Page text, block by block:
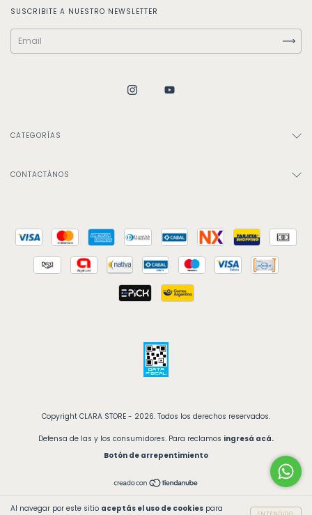
Al navegar por este sitio aceptás el uso de cookies para
SUSCRIBITE A NUESTRO NEWSLETTER
CATEGORÍAS
CONTACTÁNOS
Copyright CLARA STORE - 2026. Todos los derechos reservados.
Defensa de las y los consumidores. Para reclamos ingresá acá.
Botón de arrepentimiento